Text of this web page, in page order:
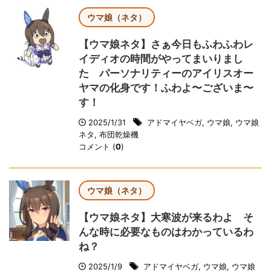
ウマ娘（ネタ）
【ウマ娘ネタ】さぁ今日もふわふわレ
イディオの時間がやってまいりまし
た パーソナリティーのアイリスオー
ヤマの化身です！ふわよ〜ございま〜
す！
2025/1/31 アドマイヤベガ, ウマ娘, ウマ娘
ネタ, 布団乾燥機
コメント (0)
ウマ娘（ネタ）
【ウマ娘ネタ】大寒波が来るわよ そ
んな時に必要なものはわかっているわ
ね？
2025/1/9 アドマイヤベガ, ウマ娘, ウマ娘